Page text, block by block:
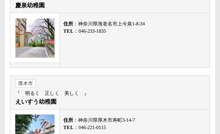
慶泉幼稚園
住所 ：神奈川県海老名市上今泉1-8-34
TEL ：046-233-1835
厚木市
『 明るく 正しく 美しく 』
えいすう幼稚園
住所 ：神奈川県厚木市寿町3-14-7
TEL ：046-221-0115